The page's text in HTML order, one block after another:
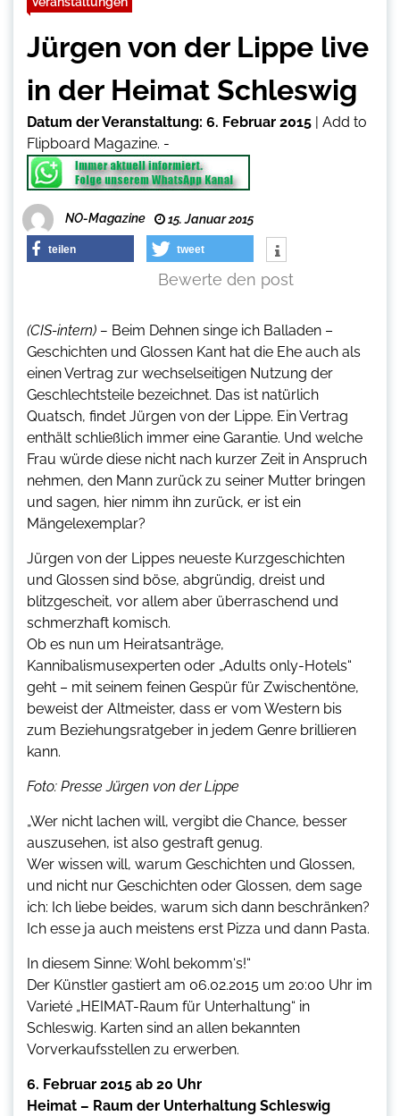
Jürgen von der Lippe live
in der Heimat Schleswig
Datum der Veranstaltung: 6. Februar 2015
Add to
Flipboard Magazine. -
NO-Magazine 15. Januar 2015
teilen tweet
Bewerte den post
(CIS-intern) – Beim Dehnen singe ich Balladen –
Geschichten und Glossen Kant hat die Ehe auch als
einen Vertrag zur wechselseitigen Nutzung der
Geschlechtsteile bezeichnet. Das ist natürlich
Quatsch, findet Jürgen von der Lippe. Ein Vertrag
enthält schließlich immer eine Garantie. Und welche
Frau würde diese nicht nach kurzer Zeit in Anspruch
nehmen, den Mann zurück zu seiner Mutter bringen
und sagen, hier nimm ihn zurück, er ist ein
Mängelexemplar?
Jürgen von der Lippes neueste Kurzgeschichten
und Glossen sind böse, abgründig, dreist und
blitzgescheit, vor allem aber überraschend und
schmerzhaft komisch.
Ob es nun um Heiratsanträge,
Kannibalismusexperten oder „Adults only-Hotels“
geht – mit seinem feinen Gespür für Zwischentöne,
beweist der Altmeister, dass er vom Western bis
zum Beziehungsratgeber in jedem Genre brillieren
kann.
Foto: Presse Jürgen von der Lippe
„Wer nicht lachen will, vergibt die Chance, besser
auszusehen, ist also gestraft genug.
Wer wissen will, warum Geschichten und Glossen,
und nicht nur Geschichten oder Glossen, dem sage
ich: Ich liebe beides, warum sich dann beschränken?
Ich esse ja auch meistens erst Pizza und dann Pasta.
In diesem Sinne: Wohl bekomm‘s!“
Der Künstler gastiert am 06.02.2015 um 20:00 Uhr im
Varieté „HEIMAT-Raum für Unterhaltung“ in
Schleswig. Karten sind an allen bekannten
Vorverkaufsstellen zu erwerben.
6. Februar 2015 ab 20 Uhr
Heimat – Raum der Unterhaltung Schleswig